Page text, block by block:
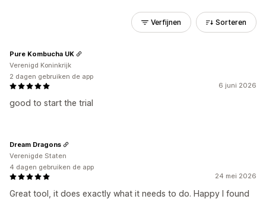
Verfijnen Sorteren
6 juni 2026
good to start the trial
Pure Kombucha UK
Verenigd Koninkrijk
2 dagen gebruiken de app
24 mei 2026
Great tool, it does exactly what it needs to do. Happy I found
Dream Dragons
Verenigde Staten
4 dagen gebruiken de app